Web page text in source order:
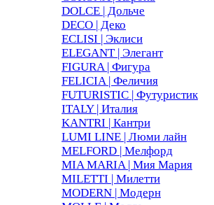
DOLCE | Дольче
DECO | Деко
ECLISI | Эклиси
ELEGANT | Элегант
FIGURA | Фигура
FELICIA | Феличия
FUTURISTIC | Футуристик
ITALY | Италия
KANTRI | Кантри
LUMI LINE | Люми лайн
MELFORD | Мелфорд
MIA MARIA | Мия Мария
MILETTI | Милетти
MODERN | Модерн